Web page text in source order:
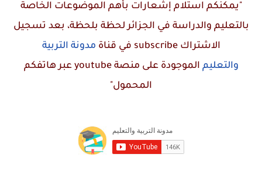
"يمكنكم استلام إشعارات بأهم الموضوعات الخاصة
بالتعليم والدراسة في الجزائر لحظة بلحظة، بعد تسجيل
الاشتراكsubscribe في قناة مدونة التربية
والتعليم الموجودة على منصةyoutube عبر هاتفكم
المحمول"